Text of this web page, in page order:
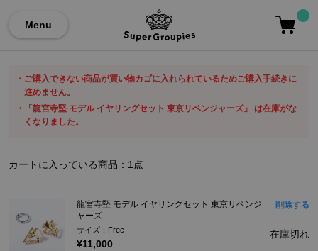
Menu
ご購入できない商品が買い物カゴに入れられているためご購入手続きに
進めません。
「龍宮寺堅 モデル イヤリングセット 東京リベンジャーズ」 は在庫がな
くなりました。
カートに入っている商品： 1 点
龍宮寺堅 モデル イヤリングセット 東京リベンジ
ャーズ
サイズ：Free
¥11,000
削除する
在庫切れ